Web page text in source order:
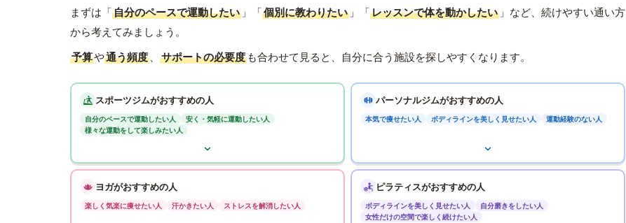
まずは「自分のペースで運動したい 」「個別に教わりたい 」「レッスンで体を動かしたい 」など、続けやすい通い方
から考えてみましょう。
予算や通う頻度 、 サポートの必要度 も合わせて見ると、自分に合う施設を探しやすくなります。
スポーツジムがおすすめの人
自分のペースで運動したい人
安く・気軽に運動したい人
様々な運動をして楽しみたい人
パーソナルジムがおすすめの人
本気で痩せたい人 ボディラインを美しく見せたい人 運動経験のない人
ヨガがおすすめの人
楽しく気楽に痩せたい人 汗かきたい人 ストレスを解消したい人
ピラティスがおすすめの人
ボディラインを美しく見せたい人
自分磨きをしたい人
女性だけの空間で楽しく続けたい人